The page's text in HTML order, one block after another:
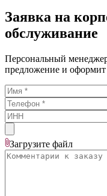
Заявка на
обслуживание
Персональный
предложение и
Загрузите файл